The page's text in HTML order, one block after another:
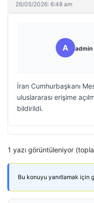
26/05/2026: 6:48 am
A admin
İran Cumhurbaşkanı
uluslararası erişime
bildirildi.
1 yazı görüntüleniyor
Bu konuyu yanıtlamak için